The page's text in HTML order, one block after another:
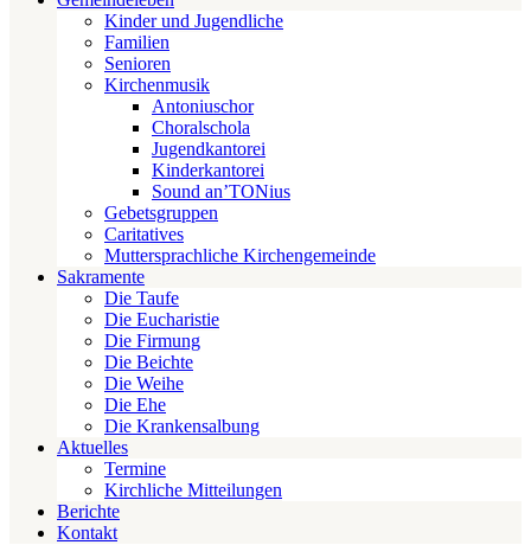
Kinder und Jugendliche
Familien
Senioren
Kirchenmusik
Antoniuschor
Choralschola
Jugendkantorei
Kinderkantorei
Sound an’TONius
Gebetsgruppen
Caritatives
Muttersprachliche Kirchengemeinde
Sakramente
Die Taufe
Die Eucharistie
Die Firmung
Die Beichte
Die Weihe
Die Ehe
Die Krankensalbung
Aktuelles
Termine
Kirchliche Mitteilungen
Berichte
Kontakt